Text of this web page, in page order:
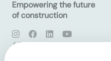
Empowering the future
of construction
AGB